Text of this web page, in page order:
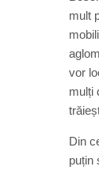
mult
vor
mulți
Din
puțin